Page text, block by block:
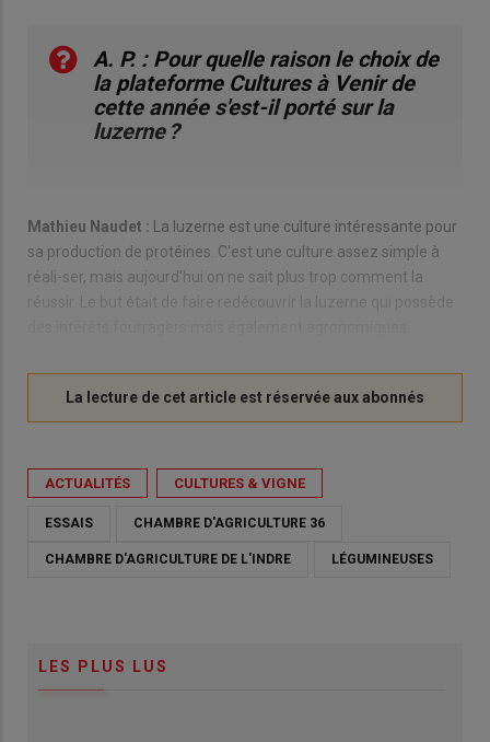
A. P. : Pour quelle raison le choix de
la plateforme Cultures à Venir de
cette année s'est-il porté sur la
luzerne ?
Mathieu Naudet : La luzerne est une culture intéressante pour
sa production de protéines. C'est une culture assez simple à
réali-ser, mais aujourd'hui on ne sait plus trop comment la
ACTUALITÉS CULTURES & VIGNE
ESSAIS CHAMBRE D'AGRICULTURE 36
CHAMBRE D'AGRICULTURE DE L'INDRE LÉGUMINEUSES
LES PLUS LUS